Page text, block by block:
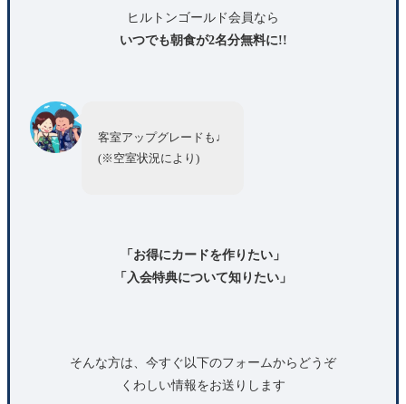
ヒルトンゴールド会員なら
いつでも朝食が2名分無料に!!
客室アップグレードも♩
(※空室状況により)
「お得にカードを作りたい」
「入会特典について知りたい」
そんな方は、今すぐ以下のフォームからどうぞ
くわしい情報をお送りします